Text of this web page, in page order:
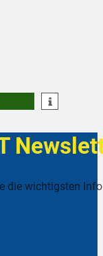
die wichtigsten